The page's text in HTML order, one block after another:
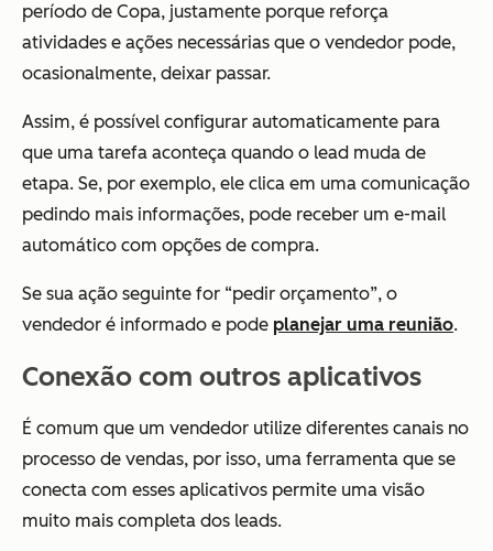
período de Copa, justamente porque reforça
atividades e ações necessárias que o vendedor pode,
ocasionalmente, deixar passar.
Assim, é possível configurar automaticamente para
que uma tarefa aconteça quando o lead muda de
etapa. Se, por exemplo, ele clica em uma comunicação
pedindo mais informações, pode receber um e-mail
automático com opções de compra.
Se sua ação seguinte for “pedir orçamento”, o
vendedor é informado e pode planejar uma reunião.
Conexão com outros aplicativos
É comum que um vendedor utilize diferentes canais no
processo de vendas, por isso, uma ferramenta que se
conecta com esses aplicativos permite uma visão
muito mais completa dos leads.